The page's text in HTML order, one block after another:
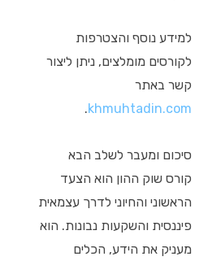
למידע נוסף והצטרפות
לקורסים מומלצים, ניתן ליצור
קשר באתר
khmuhtadin.com
.
סיכום ומעבר לשלב הבא
קורס שוק ההון הוא הצעד
הראשוני והחיוני לדרך עצמאית
פיננסית והשקעות נבונות. הוא
מעניק את הידע, הכלים